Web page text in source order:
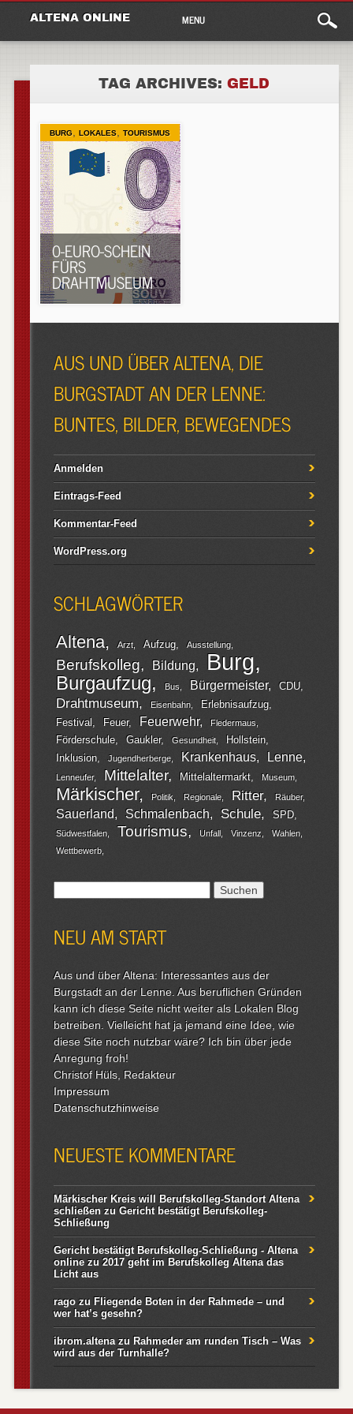
ALTENA ONLINE
Main
menu
content
MENU
TAG ARCHIVES:GELD
BURG, LOKALES, TOURISMUS
0-EURO-SCHEIN
FÜRS
DRAHTMUSEUM
AUS UND ÜBER ALTENA, DIE
BURGSTADT AN DER LENNE:
BUNTES, BILDER, BEWEGENDES
Anmelden
Eintrags-Feed
Kommentar-Feed
WordPress.org
SCHLAGWÖRTER
Altena Arzt Aufzug Ausstellung
Berufskolleg Bildung Burg
Burgaufzug Bus Bürgermeister CDU
Drahtmuseum Eisenbahn
Erlebnisaufzug
Festival
Feuer Feuerwehr Fledermaus
Förderschule Gaukler Gesundheit
Hollstein
Inklusion
Jugendherberge Krankenhaus Lenne
Lenneufer Mittelalter Mittelaltermarkt Museum
Märkischer Politik Regionale Ritter Räuber
Sauerland Schmalenbach Schule SPD
Südwestfalen Tourismus Unfall Vinzenz
Wahlen
Wettbewerb
NEU AM START
Aus und über Altena: Interessantes aus der
Burgstadt an der Lenne. Aus beruflichen Gründen
kann ich diese Seite nicht weiter als Lokalen Blog
betreiben. Vielleicht hat ja jemand eine Idee, wie
diese Site noch nutzbar wäre? Ich bin über jede
Anregung froh!
Christof Hüls, Redakteur
Impressum
Datenschutzhinweise
NEUESTE KOMMENTARE
Märkischer Kreis will Berufskolleg-Standort Altena
schließenzuGericht bestätigt Berufskolleg-
Schließung
Gericht bestätigt Berufskolleg-Schließung - Altena
onlinezu2017 geht im Berufskolleg Altena das
Licht aus
ragozu Fliegende Boten in der Rahmede – und
wer hat’s gesehn?
ibrom.altenazu Rahmeder am runden Tisch – Was
wird aus der Turnhalle?